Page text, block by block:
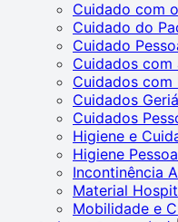
Cuidado com
Cuidado do
Cuidado
Cuidados com
Cuidados com
Cuidados
Cuidados
Higiene e
Higiene
Incontinência
Material
Mobilidade e